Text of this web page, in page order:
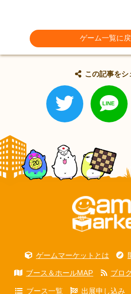
ゲーム一覧に
この記事をシ
ゲームマーケットとは
ブース＆ホールMAP ブロ
ブース一覧 出展申し込み